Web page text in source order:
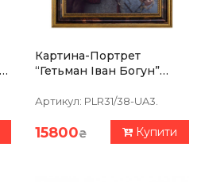
Картина-Портрет
“Гетьман Іван Богун”
Артикул: PLR31/38-UA3.
15800₴ Купити